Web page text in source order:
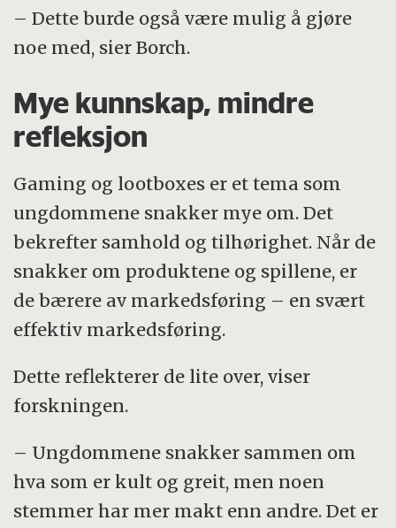
– Dette burde også være mulig å gjøre
noe med, sier Borch.
Mye kunnskap, mindre
refleksjon
Gaming og lootboxes er et tema som
ungdommene snakker mye om. Det
bekrefter samhold og tilhørighet. Når de
snakker om produktene og spillene, er
de bærere av markedsføring – en svært
effektiv markedsføring.
Dette reflekterer de lite over, viser
forskningen.
– Ungdommene snakker sammen om
hva som er kult og greit, men noen
stemmer har mer makt enn andre. Det er